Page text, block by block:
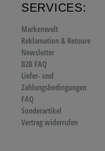
SERVICES:
Markenwelt
Reklamation & Retoure
Newsletter
B2B FAQ
Liefer- und
Zahlungsbedingungen
FAQ
Sonderartikel
Vertrag widerrufen